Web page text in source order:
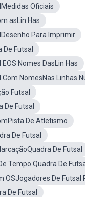
Oficiais
asLin Has
Para Imprimir
De Futsal
Nomes DasLin Has
Com NomesNas Linhas
Futsal
De Futsal
De Atletismo
De Futsal
De Futsal
Tempo Quadra De
OSJogadores De Futsal
De Futsal